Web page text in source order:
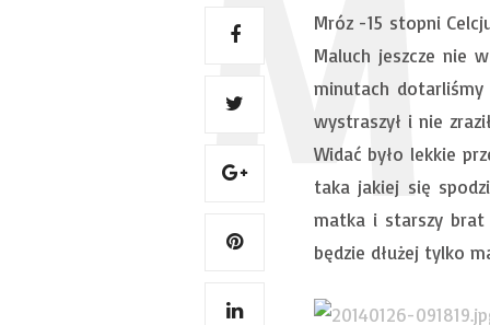
Mróz -15 stopni
Maluch jeszcze nie
minutach dotarliśmy
wystraszył i nie
Widać było lekkie
taka jakiej się
matka i starszy brat
będzie dłużej tylko